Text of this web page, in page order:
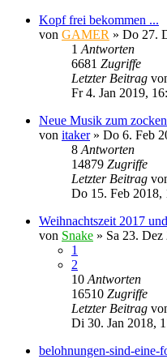
Kopf frei bekommen ...
von GAMER » Do 27.
1 Antworten
6681 Zugriffe
Letzter Beitrag
Fr 4. Jan 2019,
Neue Musik zum
von itaker» Do 6. Feb
8 Antworten
14879 Zugriffe
Letzter Beitrag
Do 15. Feb 2018,
Weihnachtszeit 2017
von Snake » Sa 23.
1
2
10 Antworten
16510 Zugriffe
Letzter Beitrag
Di 30. Jan 2018,
belohnungen-sind-eine-